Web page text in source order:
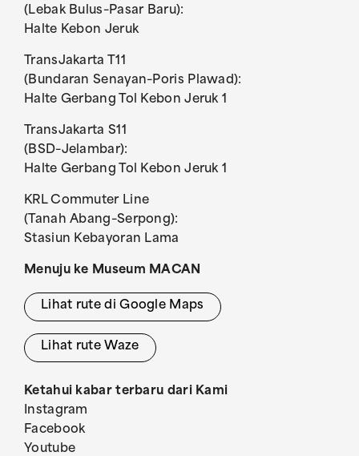
(Lebak Bulus–Pasar Baru):
Halte Kebon Jeruk
TransJakarta T11
(Bundaran Senayan–Poris Plawad):
Halte Gerbang Tol Kebon Jeruk 1
TransJakarta S11
(BSD–Jelambar):
Halte Gerbang Tol Kebon Jeruk 1
KRL Commuter Line
(Tanah Abang–Serpong):
Stasiun Kebayoran Lama
Menuju ke Museum MACAN
Lihat rute di Google Maps
Lihat rute Waze
Ketahui kabar terbaru dari Kami
Instagram
Facebook
Youtube